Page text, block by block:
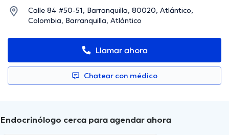
Calle 84 #50-51, Barranquilla, 80020, Atlántico,
Colombia, Barranquilla, Atlántico
Llamar ahora
Chatear con médico
Endocrinólogo cerca para agendar ahora